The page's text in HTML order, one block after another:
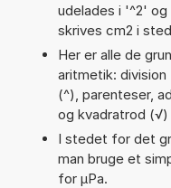
udelades i '^2'
skrives cm2 i
Her er alle de
aritmetik:
(^), parenteser,
og kvadratrod
I stedet for det
man bruge et
for µPa.